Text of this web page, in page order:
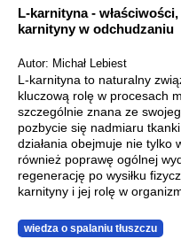
L-karnityna -
karnityny w odchudzaniu
Autor: Michał Lebiest
L-karnityna to naturalny
kluczową rolę w procesach
szczególnie znana ze
pozbycie się nadmiaru
działania obejmuje nie tylko
również poprawę ogólnej
regenerację po wysiłku
karnityny i jej rolę w
wiedza o spalaniu tłuszczu